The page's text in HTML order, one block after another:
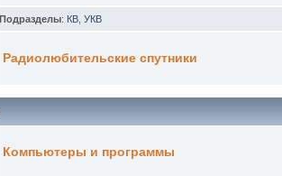
Подразделы: КВ УКВ
Радиолюбительские спутники
Компьютеры и программы